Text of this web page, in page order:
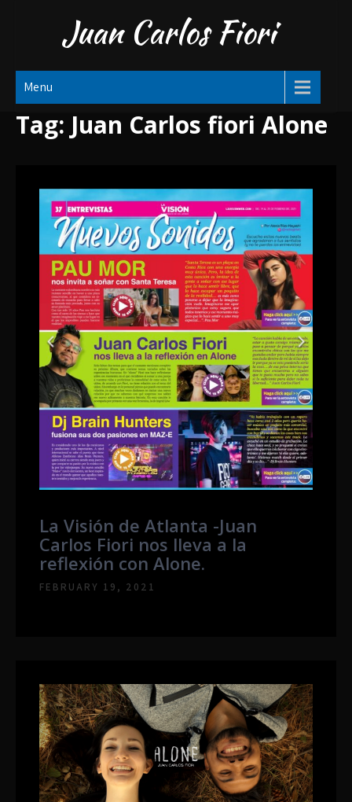
Juan Carlos Fiori
Menu
Tag: Juan Carlos fiori Alone
La Visión de Atlanta -Juan
Carlos Fiori nos lleva a la
reflexión con Alone.
FEBRUARY 19, 2021